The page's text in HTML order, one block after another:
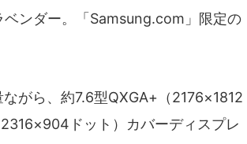
ンダー。「Samsung.com」限定の
がら、約7.6型QXGA+（2176×1812
ドット）カバーディスプレ